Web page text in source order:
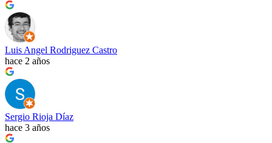
Luis Angel Rodriguez Castro
hace 2 años
Sergio Rioja Díaz
hace 3 años